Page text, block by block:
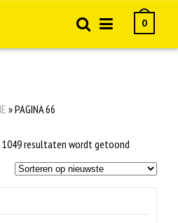
0
»PAGINA 66
resultaten wordt getoond
nieuwste